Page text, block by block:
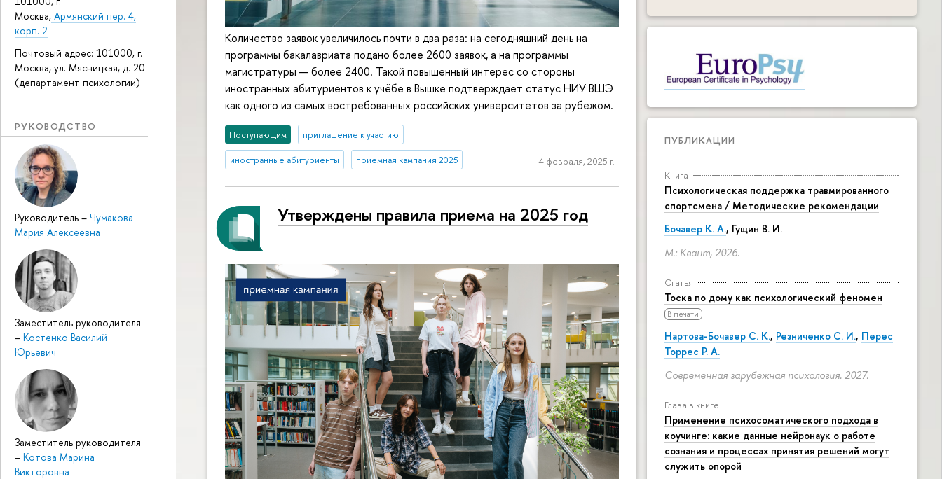
Москва, Армянский пер. 4,
корп. 2
Почтовый адрес: 101000, г.
Москва, ул. Мясницкая, д. 20
(департамент психологии)
РУКОВОДСТВО
Руководитель – Чумакова
Мария Алексеевна
Заместитель руководителя
– Костенко Василий
Юрьевич
Заместитель руководителя
– Котова Марина
Викторовна
ПУБЛИКАЦИИ
Книга
Психологическая поддержка травмированного
спортсмена / Методические рекомендации
Бочавер К. А., Гущин В. И.
М.: Квант, 2026.
Статья
Тоска по дому как психологический феномен
В печати
Нартова-Бочавер С. К., Резниченко С. И., Перес
Торрес Р. А.
Современная зарубежная психология. 2027.
Глава в книге
Применение психосоматического подхода в
коучинге: какие данные нейронаук о работе
сознания и процессах принятия решений могут
служить опорой
Количество заявок увеличилось почти в два раза: на сегодняшний день на
программы бакалавриата подано более 2600 заявок, а на программы
магистратуры — более 2400. Такой повышенный интерес со стороны
иностранных абитуриентов к учёбе в Вышке подтверждает статус НИУ ВШЭ
как одного из самых востребованных российских университетов за рубежом.
Поступающим приглашение к участию
иностранные абитуриенты приемная кампания 2025 4 февраля, 2025 г.
Утверждены правила приема на 2025 год